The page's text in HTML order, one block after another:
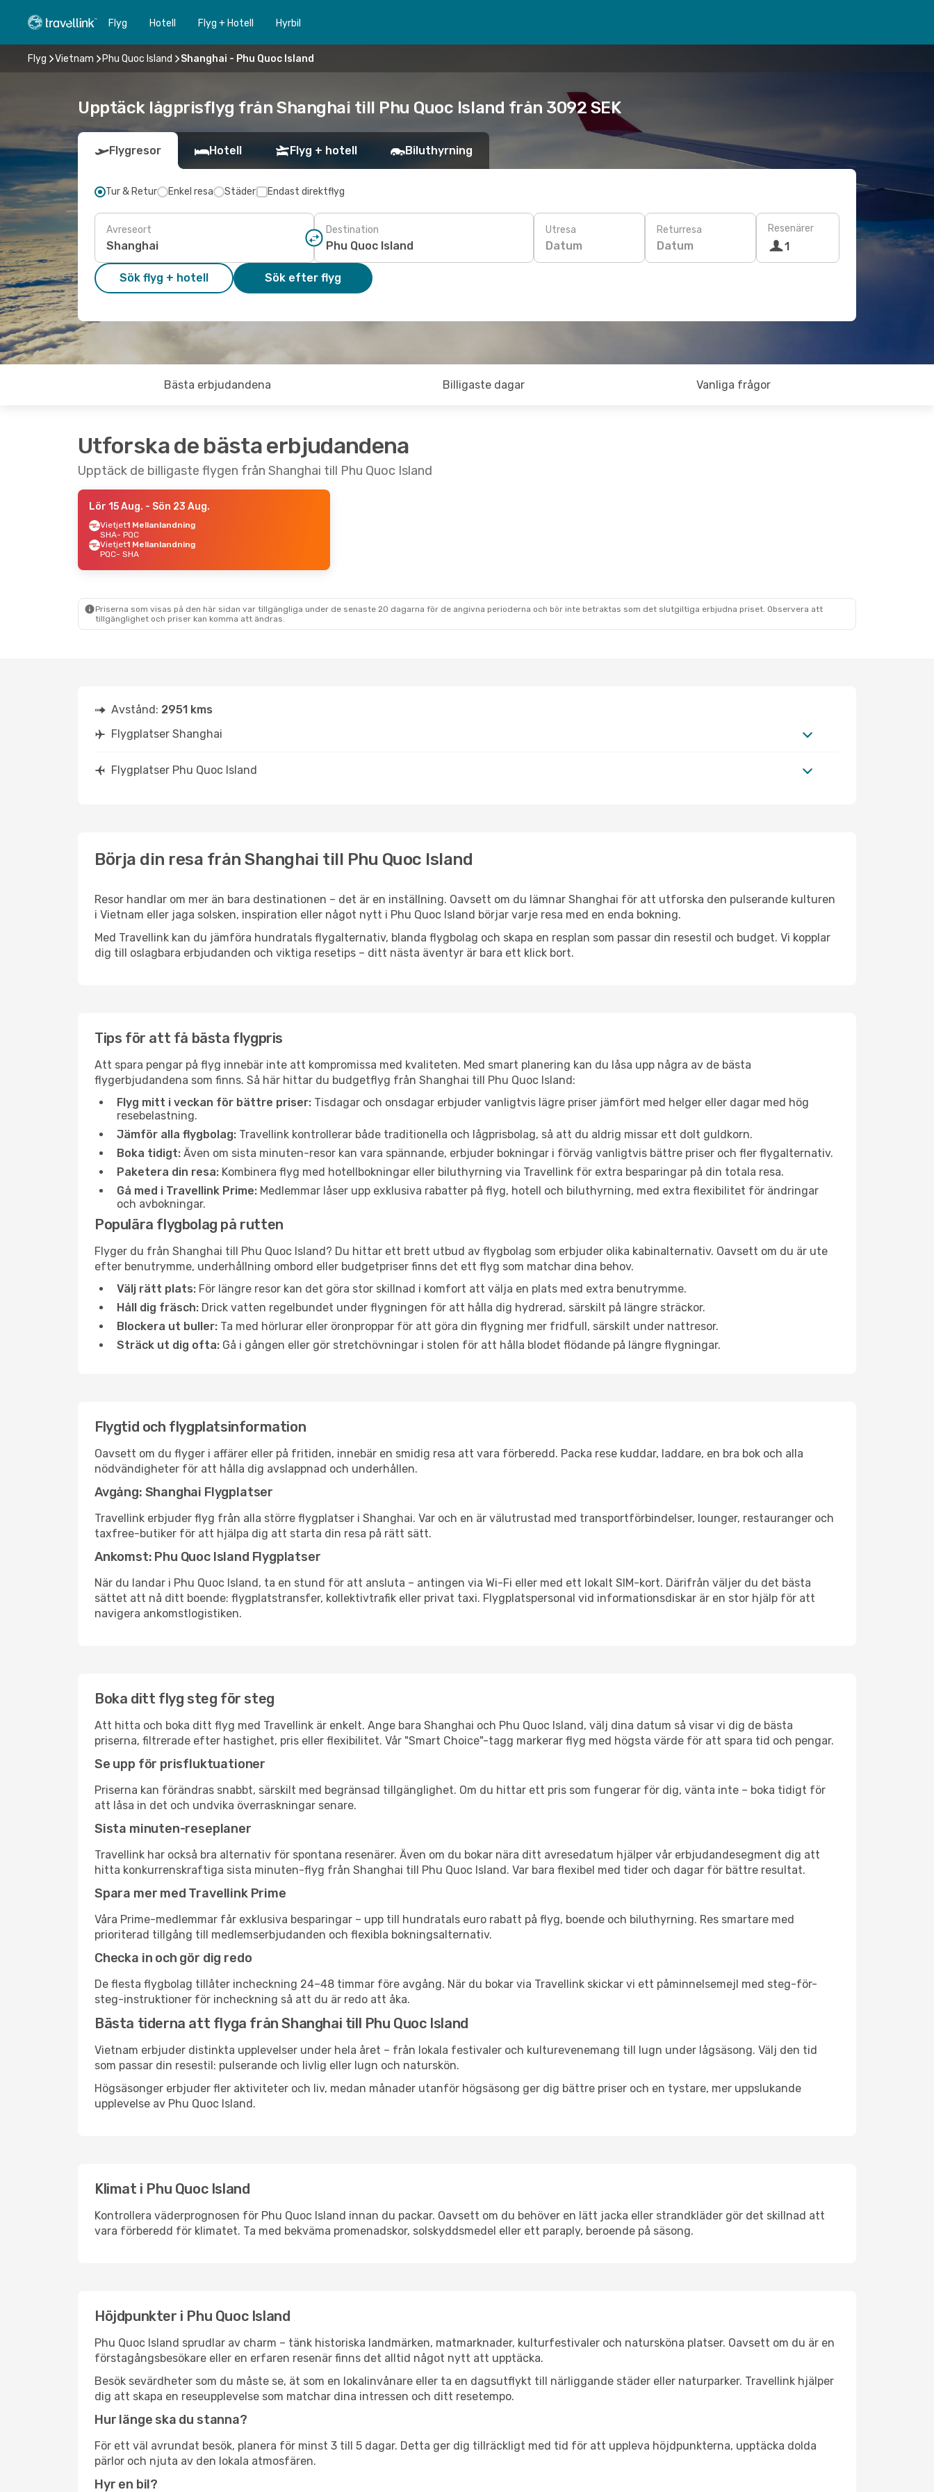
Flyg Hotell Flyg + Hotell Hyrbil
Flyg Vietnam Phu Quoc Island Shanghai - Phu Quoc Island
Upptäck lågprisflyg från Shanghai till Phu Quoc Island från 3092 SEK
Flygresor Hotell Flyg + hotell Biluthyrning
Tur & Retur Enkel resa Städer Endast direktflyg
Avreseort Destination Utresa
Datum
Returresa
Datum
Resenärer
1
Sök flyg + hotell Sök efter flyg
Bästa erbjudandena Billigaste dagar Vanliga frågor
Utforska de bästa erbjudandena
Upptäck de billigaste flygen från Shanghai till Phu Quoc Island
Lör 15 Aug. - Sön 23 Aug.
Vietjet1 Mellanlandning
SHA- PQC
Vietjet1 Mellanlandning
PQC- SHA
Priserna som visas på den här sidan var tillgängliga under de senaste 20 dagarna för de angivna perioderna och bör inte betraktas som det slutgiltiga erbjudna priset. Observera att
tillgänglighet och priser kan komma att ändras.
Avstånd: 2951 kms
Flygplatser Shanghai
Flygplatser Phu Quoc Island
Börja din resa från Shanghai till Phu Quoc Island
Resor handlar om mer än bara destinationen – det är en inställning. Oavsett om du lämnar Shanghai för att utforska den pulserande kulturen
i Vietnam eller jaga solsken, inspiration eller något nytt i Phu Quoc Island börjar varje resa med en enda bokning.
Med Travellink kan du jämföra hundratals flygalternativ, blanda flygbolag och skapa en resplan som passar din resestil och budget. Vi kopplar
dig till oslagbara erbjudanden och viktiga resetips – ditt nästa äventyr är bara ett klick bort.
Tips för att få bästa flygpris
Att spara pengar på flyg innebär inte att kompromissa med kvaliteten. Med smart planering kan du låsa upp några av de bästa
flygerbjudandena som finns. Så här hittar du budgetflyg från Shanghai till Phu Quoc Island:
Flyg mitt i veckan för bättre priser: Tisdagar och onsdagar erbjuder vanligtvis lägre priser jämfört med helger eller dagar med hög
resebelastning.
Jämför alla flygbolag: Travellink kontrollerar både traditionella och lågprisbolag, så att du aldrig missar ett dolt guldkorn.
Boka tidigt: Även om sista minuten-resor kan vara spännande, erbjuder bokningar i förväg vanligtvis bättre priser och fler flygalternativ.
Paketera din resa: Kombinera flyg med hotellbokningar eller biluthyrning via Travellink för extra besparingar på din totala resa.
Gå med i Travellink Prime: Medlemmar låser upp exklusiva rabatter på flyg, hotell och biluthyrning, med extra flexibilitet för ändringar
och avbokningar.
Populära flygbolag på rutten
Flyger du från Shanghai till Phu Quoc Island? Du hittar ett brett utbud av flygbolag som erbjuder olika kabinalternativ. Oavsett om du är ute
efter benutrymme, underhållning ombord eller budgetpriser finns det ett flyg som matchar dina behov.
Välj rätt plats: För längre resor kan det göra stor skillnad i komfort att välja en plats med extra benutrymme.
Håll dig fräsch: Drick vatten regelbundet under flygningen för att hålla dig hydrerad, särskilt på längre sträckor.
Blockera ut buller: Ta med hörlurar eller öronproppar för att göra din flygning mer fridfull, särskilt under nattresor.
Sträck ut dig ofta: Gå i gången eller gör stretchövningar i stolen för att hålla blodet flödande på längre flygningar.
Flygtid och flygplatsinformation
Oavsett om du flyger i affärer eller på fritiden, innebär en smidig resa att vara förberedd. Packa rese kuddar, laddare, en bra bok och alla
nödvändigheter för att hålla dig avslappnad och underhållen.
Avgång: Shanghai Flygplatser
Travellink erbjuder flyg från alla större flygplatser i Shanghai. Var och en är välutrustad med transportförbindelser, lounger, restauranger och
taxfree-butiker för att hjälpa dig att starta din resa på rätt sätt.
Ankomst: Phu Quoc Island Flygplatser
När du landar i Phu Quoc Island, ta en stund för att ansluta – antingen via Wi-Fi eller med ett lokalt SIM-kort. Därifrån väljer du det bästa
sättet att nå ditt boende: flygplatstransfer, kollektivtrafik eller privat taxi. Flygplatspersonal vid informationsdiskar är en stor hjälp för att
navigera ankomstlogistiken.
Boka ditt flyg steg för steg
Att hitta och boka ditt flyg med Travellink är enkelt. Ange bara Shanghai och Phu Quoc Island, välj dina datum så visar vi dig de bästa
priserna, filtrerade efter hastighet, pris eller flexibilitet. Vår "Smart Choice"-tagg markerar flyg med högsta värde för att spara tid och pengar.
Se upp för prisfluktuationer
Priserna kan förändras snabbt, särskilt med begränsad tillgänglighet. Om du hittar ett pris som fungerar för dig, vänta inte – boka tidigt för
att låsa in det och undvika överraskningar senare.
Sista minuten-reseplaner
Travellink har också bra alternativ för spontana resenärer. Även om du bokar nära ditt avresedatum hjälper vår erbjudandesegment dig att
hitta konkurrenskraftiga sista minuten-flyg från Shanghai till Phu Quoc Island. Var bara flexibel med tider och dagar för bättre resultat.
Spara mer med Travellink Prime
Våra Prime-medlemmar får exklusiva besparingar – upp till hundratals euro rabatt på flyg, boende och biluthyrning. Res smartare med
prioriterad tillgång till medlemserbjudanden och flexibla bokningsalternativ.
Checka in och gör dig redo
De flesta flygbolag tillåter incheckning 24–48 timmar före avgång. När du bokar via Travellink skickar vi ett påminnelsemejl med steg-för-
steg-instruktioner för incheckning så att du är redo att åka.
Bästa tiderna att flyga från Shanghai till Phu Quoc Island
Vietnam erbjuder distinkta upplevelser under hela året – från lokala festivaler och kulturevenemang till lugn under lågsäsong. Välj den tid
som passar din resestil: pulserande och livlig eller lugn och naturskön.
Högsäsonger erbjuder fler aktiviteter och liv, medan månader utanför högsäsong ger dig bättre priser och en tystare, mer uppslukande
upplevelse av Phu Quoc Island.
Klimat i Phu Quoc Island
Kontrollera väderprognosen för Phu Quoc Island innan du packar. Oavsett om du behöver en lätt jacka eller strandkläder gör det skillnad att
vara förberedd för klimatet. Ta med bekväma promenadskor, solskyddsmedel eller ett paraply, beroende på säsong.
Höjdpunkter i Phu Quoc Island
Phu Quoc Island sprudlar av charm – tänk historiska landmärken, matmarknader, kulturfestivaler och natursköna platser. Oavsett om du är en
förstagångsbesökare eller en erfaren resenär finns det alltid något nytt att upptäcka.
Besök sevärdheter som du måste se, ät som en lokalinvånare eller ta en dagsutflykt till närliggande städer eller naturparker. Travellink hjälper
dig att skapa en reseupplevelse som matchar dina intressen och ditt resetempo.
Hur länge ska du stanna?
För ett väl avrundat besök, planera för minst 3 till 5 dagar. Detta ger dig tillräckligt med tid för att uppleva höjdpunkterna, upptäcka dolda
pärlor och njuta av den lokala atmosfären.
Hyr en bil?